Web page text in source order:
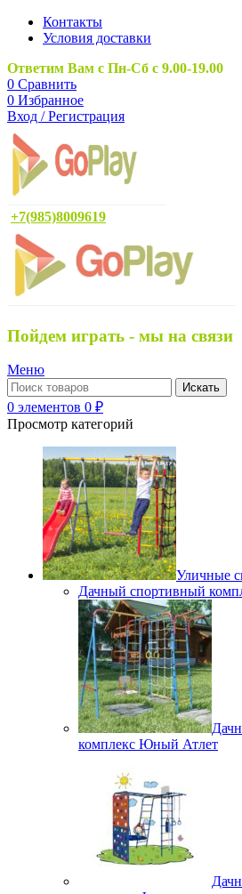
Контакты
Условия доставки
Ответим Вам с Пн-Сб с 9.00-19.00
0 Сравнить
0 Избранное
Вход / Регистрация
+7(985)8009619
Пойдем играть - мы на связи
Меню
Искать
0 элементов 0 ₽
Просмотр категорий
Уличные
Дачный спортивный
комплекс Юный Атлет